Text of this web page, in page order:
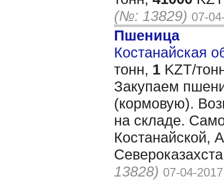
(№: 13829) 07-
Пшеница
Костанайская
тонн, 1 KZT/
Закупаем
(кормовую).
на складе.
Костанайской,
13828) 07-04-2017